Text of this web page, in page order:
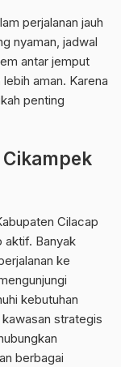
perjalanan jauh
nyaman, jadwal
antar jemput
aman. Karena
penting
Cilacap
aktif. Banyak
ke
kebutuhan
strategis
berbagai